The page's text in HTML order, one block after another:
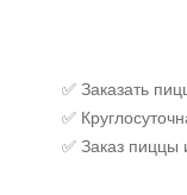
✅ Заказать
✅
✅ Заказ пиццы